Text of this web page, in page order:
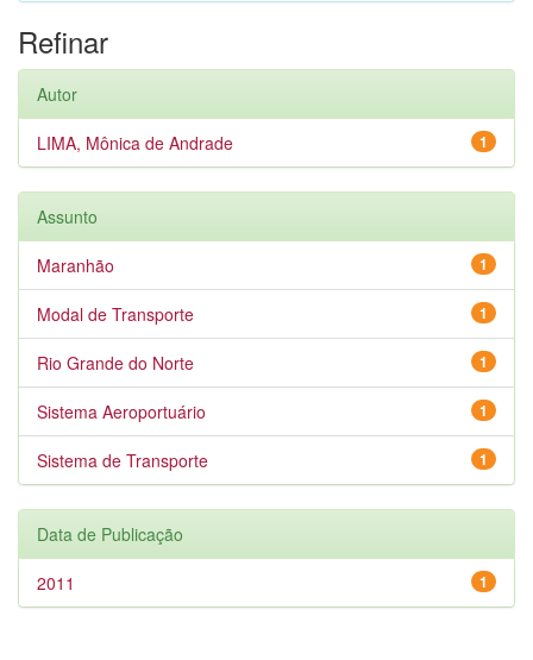
Refinar
Autor
1
LIMA, Mônica de Andrade
Assunto
1
Maranhão
1
Modal de Transporte
1
Rio Grande do Norte
1
Sistema Aeroportuário
1
Sistema de Transporte
Data de Publicação
1
2011